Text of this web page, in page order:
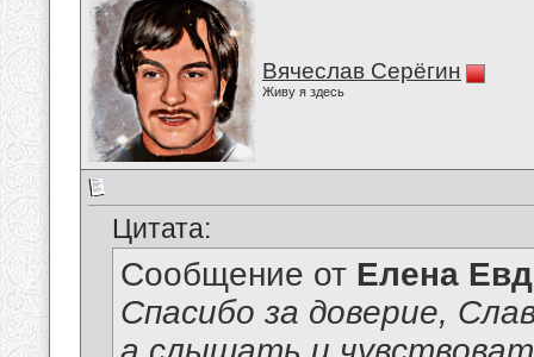
Вячеслав Серёгин
Живу я здесь
Цитата:
Сообщение от Елена
Спасибо за доверие,